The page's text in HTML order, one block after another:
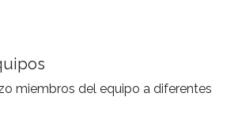
miembros del equipo a diferentes